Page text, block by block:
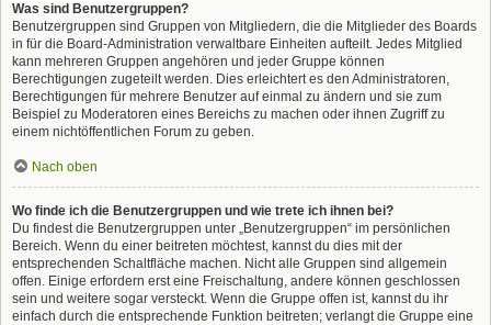
Was sind Benutzergruppen?
Benutzergruppen sind Gruppen von Mitgliedern, die die Mitglieder des Boards
in für die Board-Administration verwaltbare Einheiten aufteilt. Jedes Mitglied
kann mehreren Gruppen angehören und jeder Gruppe können
Berechtigungen zugeteilt werden. Dies erleichtert es den Administratoren,
Berechtigungen für mehrere Benutzer auf einmal zu ändern und sie zum
Beispiel zu Moderatoren eines Bereichs zu machen oder ihnen Zugriff zu
einem nichtöffentlichen Forum zu geben.
Nach oben
Wo finde ich die Benutzergruppen und wie trete ich ihnen bei?
Du findest die Benutzergruppen unter „Benutzergruppen“ im persönlichen
Bereich. Wenn du einer beitreten möchtest, kannst du dies mit der
entsprechenden Schaltfläche machen. Nicht alle Gruppen sind allgemein
offen. Einige erfordern erst eine Freischaltung, andere können geschlossen
sein und weitere sogar versteckt. Wenn die Gruppe offen ist, kannst du ihr
einfach durch die entsprechende Funktion beitreten; verlangt die Gruppe eine